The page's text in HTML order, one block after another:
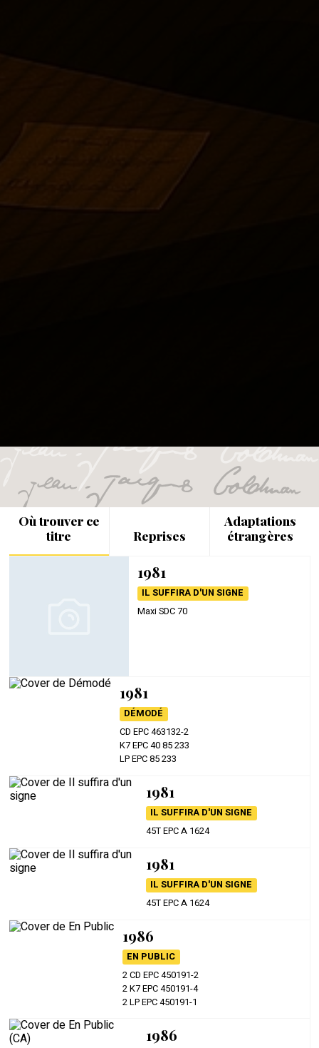
Où trouver ce
titre
Reprises
Adaptations
étrangères
1981
IL SUFFIRA D'UN SIGNE
Maxi SDC 70
1981
DÉMODÉ
CD EPC 463132-2
K7 EPC 40 85 233
LP EPC 85 233
1981
IL SUFFIRA D'UN SIGNE
45T EPC A 1624
1981
IL SUFFIRA D'UN SIGNE
45T EPC A 1624
1986
EN PUBLIC
2 CD EPC 450191-2
2 K7 EPC 450191-4
2 LP EPC 450191-1
1986